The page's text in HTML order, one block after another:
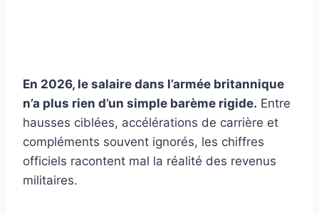
En 2026, le salaire dans l’armée britannique
n’a plus rien d’un simple barème rigide. Entre
hausses ciblées, accélérations de carrière et
compléments souvent ignorés, les chiffres
officiels racontent mal la réalité des revenus
militaires.